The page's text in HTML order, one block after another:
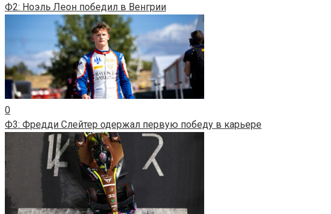
Ф2: Ноэль Леон победил в Венгрии
0
Ф3: Фредди Слейтер одержал первую победу в карьере